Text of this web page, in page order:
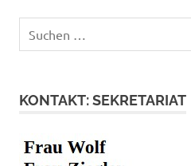
nach:
KONTAKT: SEKRETARIAT